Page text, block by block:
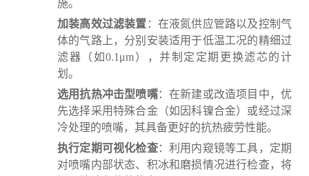
施。
加装高效过滤装置 ：在液氮供应管路以及控制气
体的气路上，分别安装适用于低温工况的精细过
滤器（如0.1μm），并制定定期更换滤芯的计
划。
选用抗热冲击型喷嘴：在新建或改造项目中，优
先选择采用特殊合金（如因科镍合金）或经过深
冷处理的喷嘴，其具备更好的抗热疲劳性能。
执行定期可视化检查：利用内窥镜等工具，定期
对喷嘴内部状态、积冰和磨损情况进行检查，将